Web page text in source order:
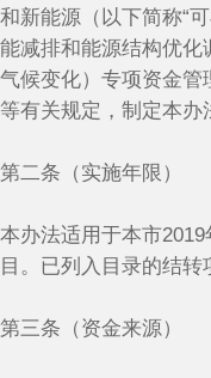
和新能源（以下简称“
能减排和能源结构优
气候变化）专项资金管
等有关规定，制定本办
第二条（实施年限）
本办法适用于本市
目。已列入目录的结转
第三条（资金来源）